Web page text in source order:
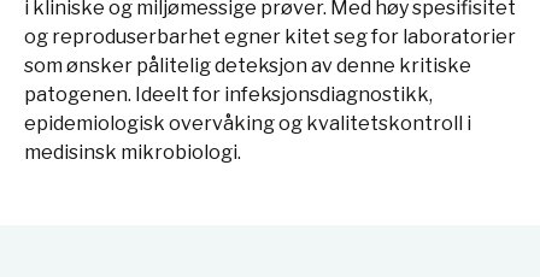
i kliniske og miljømessige prøver. Med høy spesifisitet
og reproduserbarhet egner kitet seg for laboratorier
som ønsker pålitelig deteksjon av denne kritiske
patogenen. Ideelt for infeksjonsdiagnostikk,
epidemiologisk overvåking og kvalitetskontroll i
medisinsk mikrobiologi.